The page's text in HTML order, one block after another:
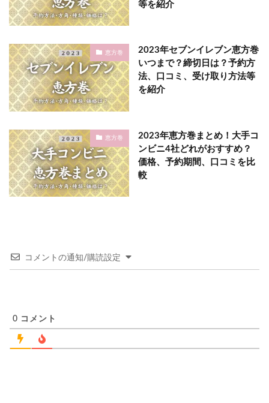
等を紹介
恵方巻
2023年セブンイレブン恵方巻
いつまで？締切日は？予約方
法、口コミ、受け取り方法等
を紹介
恵方巻
2023年恵方巻まとめ！大手コ
ンビニ4社どれがおすすめ？
価格、予約期間、口コミを比
較
コメントの通知/購読設定
0 コメント